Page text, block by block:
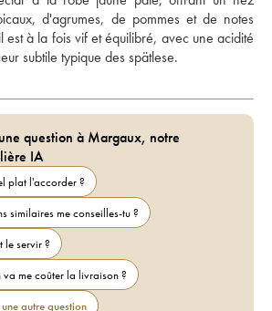
d'agrumes, de pommes et de notes
est à la fois vif et équilibré, avec une acidité
subtile typique des spätlese.
question à Margaux, notre
IA
plat l'accorder ?
similaires me conseilles-tu ?
le servir ?
va me coûter la livraison ?
autre question